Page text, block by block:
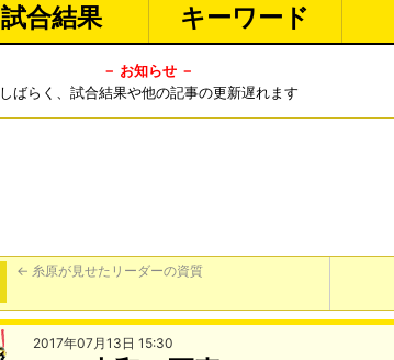
試合結果 キーワード
－ お知らせ －
しばらく、試合結果や他の記事の更新遅れます
← 糸原が見せたリーダーの資質
2017年07月13日 15:30